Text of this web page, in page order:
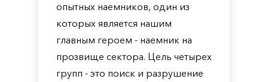
опытных наемников, один из
которых является нашим
главным героем - наемник на
прозвище сектора. Цель четырех
групп - это поиск и разрушение